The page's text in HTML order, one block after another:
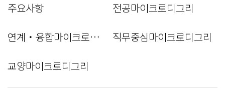
주요사항
전공마이크로디그리
연계・융합마이크로디그리
직무중심마이크로디그리
교양마이크로디그리